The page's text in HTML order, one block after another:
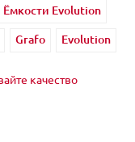
Ёмкости Evolution
Grafo Evolution